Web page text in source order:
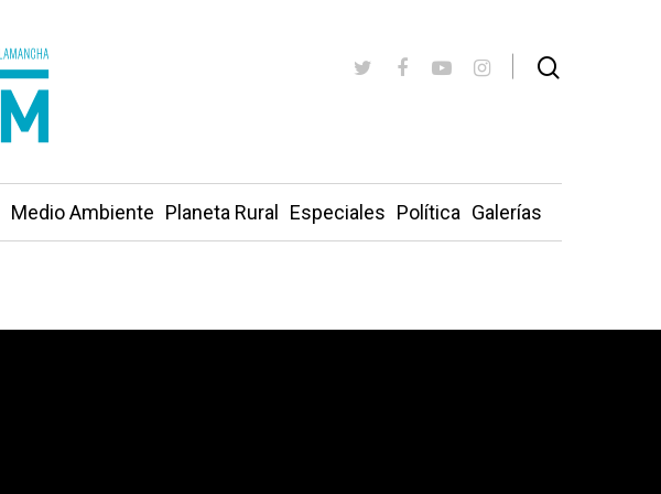
Medio Ambiente Planeta Rural Especiales Política Galerías